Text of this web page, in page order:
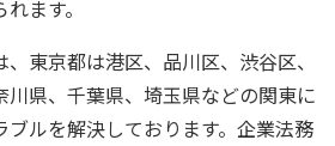
ます。
東京都は港区、品川区、渋谷区、
川県、千葉県、埼玉県などの関東に
ブルを解決しております。企業法務